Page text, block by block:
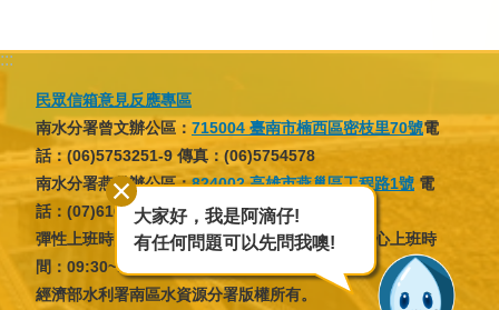
教
育
環
境
教
:::
民眾信箱意見反應專區
南水分署曾文辦公區： 715004 臺南市楠西區密枝里70號電
話：(06)5753251-9 傳真：(06)5754578
南水分署燕巢辦公區：824002 高雄市燕巢區工程路1號 電
話：(07)6166137 傳真：(07)6166046
彈性上班時間：07:30~09:30，16:30~18:30；核心上班時
間：09:30~12:30，13:30~16:30
經濟部水利署南區水資源分署版權所有。
大家好，我是阿滴仔!
有任何問題可以先問我噢!